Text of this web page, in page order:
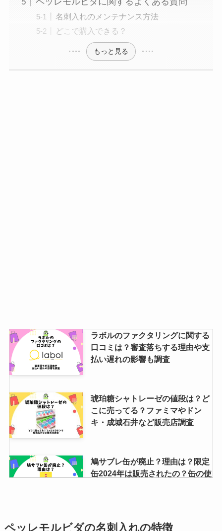
ボーカルレッスンミュウの評判
は？料金や退会・休会の方法につ
いても紹介
名刺入れのメンテナンス方法
どこで購入できる？
もっと見る
ラボルのファクタリングに関する
口コミは？審査落ちする理由や支
払い遅れの影響も調査
琥珀糖シャトレーゼの値段は？ど
こに売ってる？ファミマやドン
キ・成城石井など販売店調査
鳩サブレ缶が廃止？理由は？限定
缶2024年は販売されたの？缶の使
デオコが販売中止？理由はなぜ？
ペッレモルビダの名刺入れの特徴